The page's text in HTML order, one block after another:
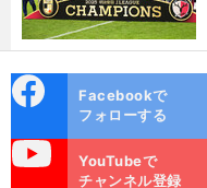
ok
Facebookで
フォローする
YouTubeで
チャンネル登録